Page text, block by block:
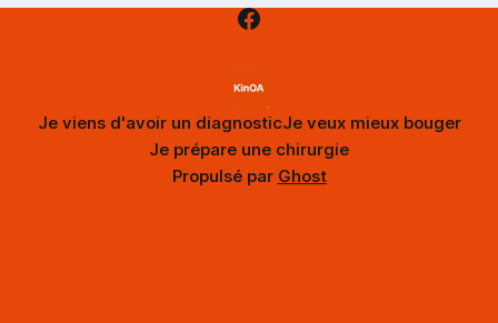
Je viens d'avoir un diagnosticJe veux mieux bouger
Je prépare une chirurgie
Propulsé par Ghost